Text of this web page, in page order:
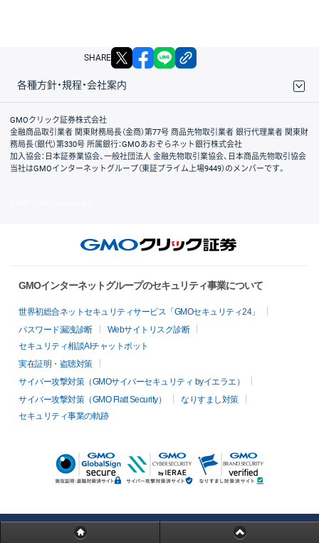
SHARE X facebook
各種方針・規程・会社案内
取引規程・約款
サイトマップ
その他のご案内
個人情報保護方針
最良執行方針
サイトのご利用について
ディスクレイマー
信託保全
リスク説明
会社案内
GMOクリック証券株式会社
金融商品取引業者 関東財務局長（金商）第77号 商品先物取引業者 銀行代理業者 関東財
務局長（銀代）第330号 所属銀行：GMOあおぞらネット銀行株式会社
加入協会：日本証券業協会、一般社団法人 金融先物取引業協会、日本商品先物取引協会
当社はGMOインターネットグループ（東証プライム上場9449）のメンバーです。
GMOインターネットグループのセキュリティ事業について
世界初総合ネットセキュリティサービス「GMOセキュリティ24」
パスワード漏洩診断
Webサイトリスク診断
セキュリティ相談AIチャットボット
実在証明・盗聴対策
サイバー攻撃対策（GMOサイバーセキュリティ byイエラエ）
サイバー攻撃対策（GMO Flatt Security）
なりすまし対策
セキュリティ事業の軌跡